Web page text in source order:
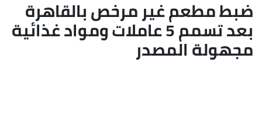
ضبط مطعم غير مرخص بالقاهرة
بعد تسمم 5 عاملات ومواد غذائية
مجهولة المصدر